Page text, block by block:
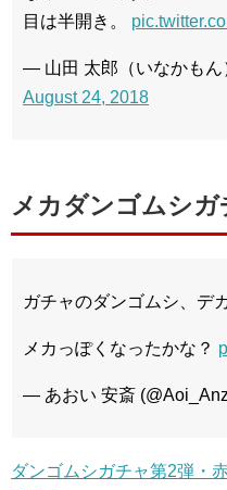
目は半開き。
— 山田 太郎（いなかもん
August 24, 2018
メカダンゴムシガ
ガチャのダンゴムシ、デ
メカっぽくなったかな？
— あおい 安斎
ダンゴムシガチャ第2弾・